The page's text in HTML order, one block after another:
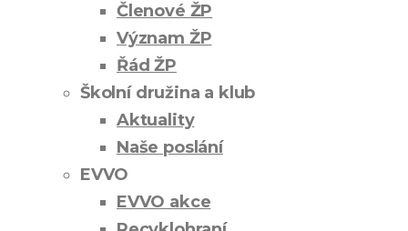
Členové ŽP
Význam ŽP
Řád ŽP
Školní družina a klub
Aktuality
Naše poslání
EVVO
EVVO akce